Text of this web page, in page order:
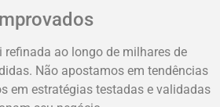
ao longo de milhares de
Não apostamos em tendências
em estratégias testadas e validadas